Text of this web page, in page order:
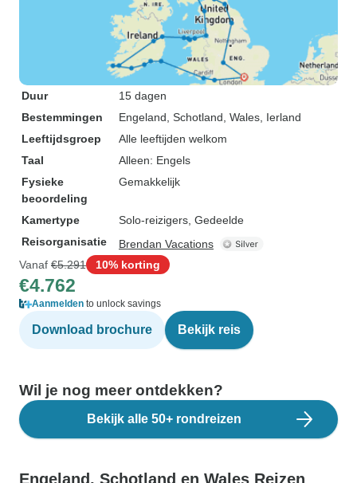
Duur
15 dagen
Bestemmingen
Engeland , Schotland , Wales , Ierland
Leeftijdsgroep
Alle leeftijden welkom
Taal
Alleen: Engels
Fysieke
beoordeling
Gemakkelijk
Kamertype
Solo-reizigers, Gedeelde
Reisorganisatie
Brendan Vacations
Vanaf €5.291 10% korting
€4.762
Aanmelden to unlock savings
Download brochure Bekijk reis
Wil je nog meer ontdekken?
Bekijk alle 50+ rondreizen
Engeland, Schotland en Wales Reizen